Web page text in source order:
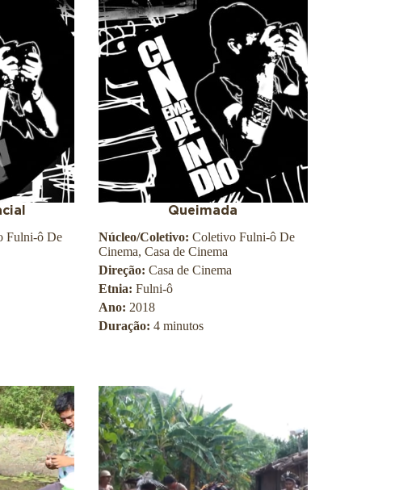
Fulni-ô De
Queimada
Núcleo/Coletivo:Coletivo Fulni-ô De
Cinema, Casa de Cinema
Direção:Casa de Cinema
Etnia:Fulni-ô
Ano: 2018
Duração:4 minutos